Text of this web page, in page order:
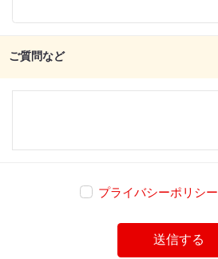
ご質問など
プライバシーポリシー